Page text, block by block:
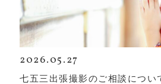
2026.05.27
七五三出張撮影のご相談につい